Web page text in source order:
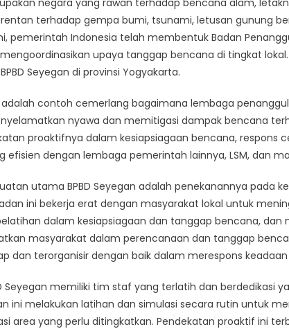
A
Model
for
Effective
Disaster
in
Indonesia
negara yang rawan terhadap bencana alam,
terhadap gempa bumi, tsunami, letusan gunung
pemerintah Indonesia telah membentuk Badan
upaya tanggap bencana di tingkat
Seyegan di provinsi Yogyakarta.
adalah contoh cemerlang bagaimana lembaga
nyawa dan memitigasi dampak bencana
proaktifnya dalam kesiapsiagaan bencana, respons
efisien dengan lembaga pemerintah lainnya, LSM, dan
utama BPBD Seyegan adalah penekanannya pada
ini bekerja erat dengan masyarakat lokal untuk
dalam kesiapsiagaan dan tanggap bencana, dan
masyarakat dalam perencanaan dan tanggap
dan terorganisir dengan baik dalam merespons
Seyegan memiliki tim staf yang terlatih dan berdedikasi
ini melakukan latihan dan simulasi secara rutin untuk
area yang perlu ditingkatkan. Pendekatan proaktif ini